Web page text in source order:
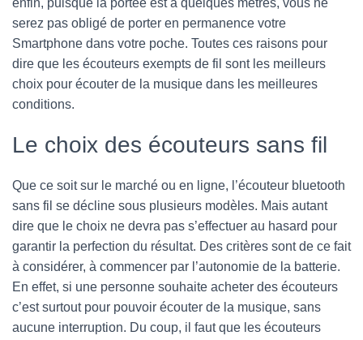
enfin, puisque la portée est à quelques mètres, vous ne
serez pas obligé de porter en permanence votre
Smartphone dans votre poche. Toutes ces raisons pour
dire que les écouteurs exempts de fil sont les meilleurs
choix pour écouter de la musique dans les meilleures
conditions.
Le choix des écouteurs sans fil
Que ce soit sur le marché ou en ligne, l’écouteur bluetooth
sans fil se décline sous plusieurs modèles. Mais autant
dire que le choix ne devra pas s’effectuer au hasard pour
garantir la perfection du résultat. Des critères sont de ce fait
à considérer, à commencer par l’autonomie de la batterie.
En effet, si une personne souhaite acheter des écouteurs
c’est surtout pour pouvoir écouter de la musique, sans
aucune interruption. Du coup, il faut que les écouteurs